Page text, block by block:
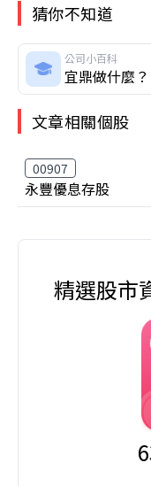
猜你不知道
公司小百科
宜鼎做什麼？
文章相關個股
00907
永豐優息存股
精選股市